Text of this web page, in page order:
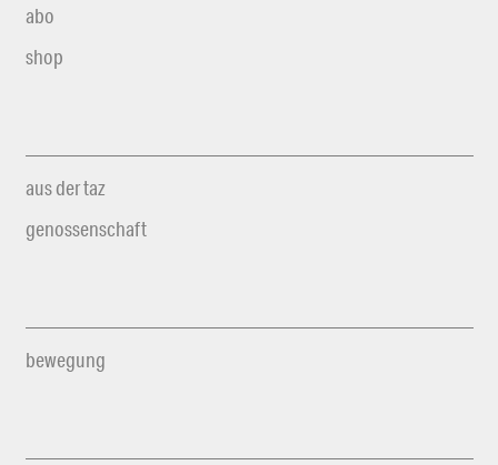
abo
shop
aus der taz
genossenschaft
bewegung